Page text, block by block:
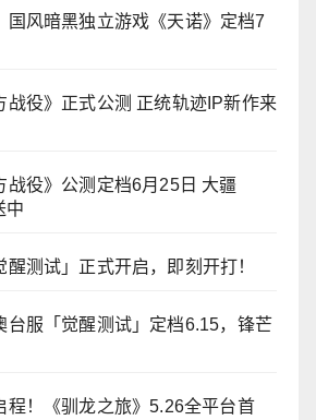
国风暗黑独立游戏《天诺》定档7
战役》正式公测 正统轨迹IP新作来
战役》公测定档6月25日 大疆
中
醒测试」正式开启，即刻开打！
台服「觉醒测试」定档6.15，锋芒
程！《驯龙之旅》5.26全平台首